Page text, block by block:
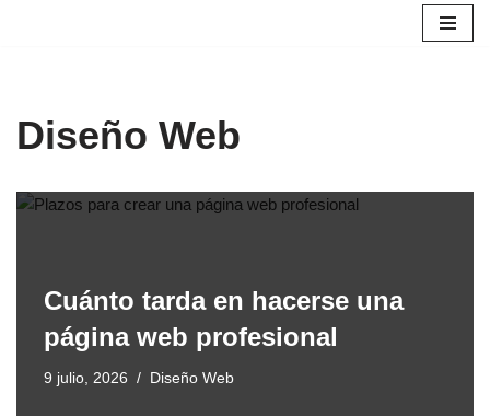
Diseño Web
Cuánto tarda en hacerse una
página web profesional
9 julio, 2026 Diseño Web